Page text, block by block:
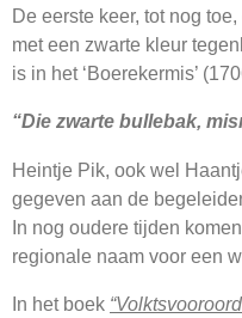
De eerste keer, tot nog
met een zwarte kleur
is in het ‘Boerekermis’
“Die zwarte bullebak,
Heintje Pik, ook wel
gegeven aan de
In nog oudere tijden
regionale naam voor een
In het boek